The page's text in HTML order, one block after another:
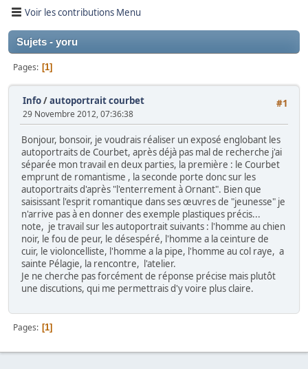
Voir les contributions Menu
Sujets - yoru
Pages 1
#1
Info/autoportrait courbet
29 Novembre 2012, 07:36:38
Bonjour, bonsoir, je voudrais réaliser un exposé englobant les
autoportraits de Courbet, après déjà pas mal de recherche j'ai
séparée mon travail en deux parties, la première : le Courbet
emprunt de romantisme , la seconde porte donc sur les
autoportraits d'après "l'enterrement à Ornant". Bien que
saisissant l'esprit romantique dans ses œuvres de "jeunesse" je
n'arrive pas à en donner des exemple plastiques précis...
note, je travail sur les autoportrait suivants : l'homme au chien
noir, le fou de peur, le désespéré, l'homme a la ceinture de
cuir, le violoncelliste, l'homme a la pipe, l'homme au col raye, a
sainte Pélagie, la rencontre, l'atelier.
Je ne cherche pas forcément de réponse précise mais plutôt
une discutions, qui me permettrais d'y voire plus claire.
Pages 1